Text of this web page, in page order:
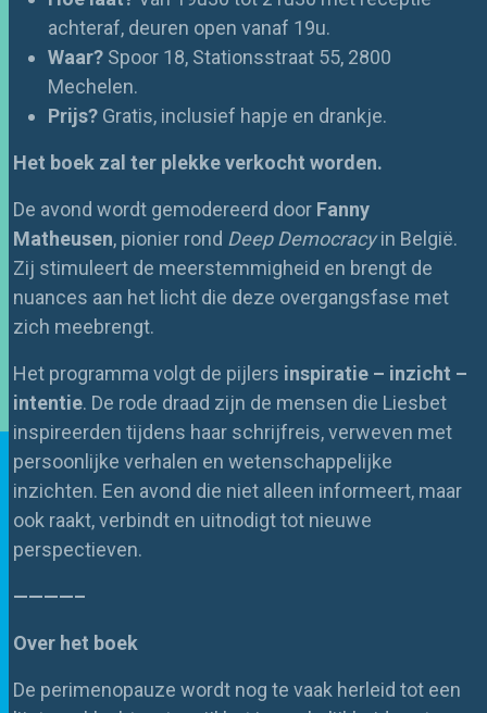
achteraf, deuren open vanaf 19u.
Waar? Spoor 18, Stationsstraat 55, 2800
Mechelen.
Prijs? Gratis, inclusief hapje en drankje.
Het boek zal ter plekke verkocht worden.
De avond wordt gemodereerd door Fanny
Matheusen, pionier rond Deep Democracyin België.
Zij stimuleert de meerstemmigheid en brengt de
nuances aan het licht die deze overgangsfase met
zich meebrengt.
Het programma volgt de pijlers inspiratie – inzicht –
intentie. De rode draad zijn de mensen die Liesbet
inspireerden tijdens haar schrijfreis, verweven met
persoonlijke verhalen en wetenschappelijke
inzichten. Een avond die niet alleen informeert, maar
ook raakt, verbindt en uitnodigt tot nieuwe
perspectieven.
————–
Over het boek
De perimenopauze wordt nog te vaak herleid tot een